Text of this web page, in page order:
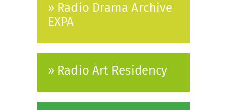
» Radio Drama Archive
EXPA
» Radio Art Residency